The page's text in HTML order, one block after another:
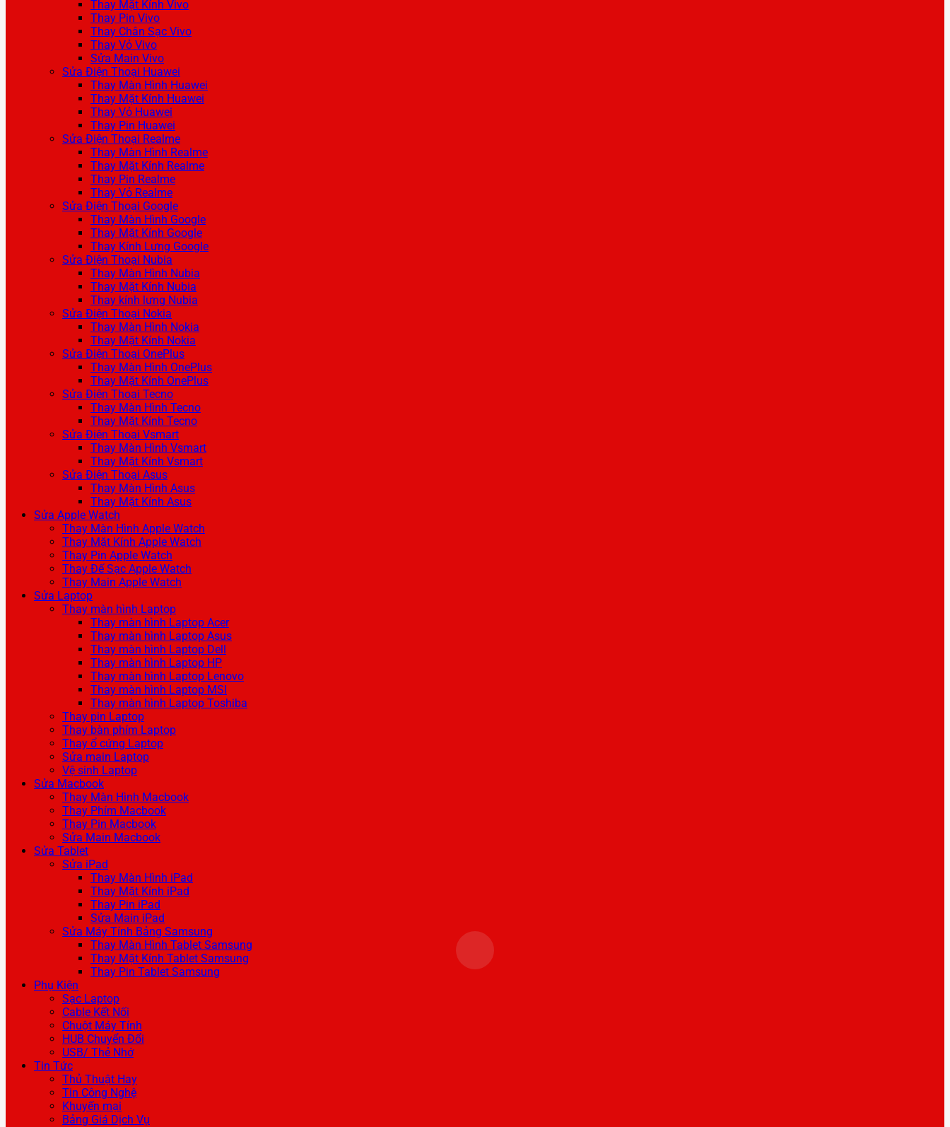
Thay Mặt Kính Vivo
Thay Pin Vivo
Thay Chân Sạc Vivo
Thay Vỏ Vivo
Sửa Main Vivo
Sửa Điện Thoại Huawei
Thay Màn Hình Huawei
Thay Mặt Kính Huawei
Thay Vỏ Huawei
Thay Pin Huawei
Sửa Điện Thoại Realme
Thay Màn Hình Realme
Thay Mặt Kính Realme
Thay Pin Realme
Thay Vỏ Realme
Sửa Điện Thoại Google
Thay Màn Hình Google
Thay Mặt Kính Google
Thay Kính Lưng Google
Sửa Điện Thoại Nubia
Thay Màn Hình Nubia
Thay Mặt Kính Nubia
Thay kính lưng Nubia
Sửa Điện Thoại Nokia
Thay Màn Hình Nokia
Thay Mặt Kính Nokia
Sửa Điện Thoại OnePlus
Thay Màn Hình OnePlus
Thay Mặt Kính OnePlus
Sửa Điện Thoại Tecno
Thay Màn Hình Tecno
Thay Mặt Kính Tecno
Sửa Điện Thoại Vsmart
Thay Màn Hình Vsmart
Thay Mặt Kính Vsmart
Sửa Điện Thoại Asus
Thay Màn Hình Asus
Thay Mặt Kính Asus
Sửa Apple Watch
Thay Màn Hình Apple Watch
Thay Mặt Kính Apple Watch
Thay Pin Apple Watch
Thay Đế Sạc Apple Watch
Thay Main Apple Watch
Sửa Laptop
Thay màn hình Laptop
Thay màn hình Laptop Acer
Thay màn hình Laptop Asus
Thay màn hình Laptop Dell
Thay màn hình Laptop HP
Thay màn hình Laptop Lenovo
Thay màn hình Laptop MSI
Thay màn hình Laptop Toshiba
Thay pin Laptop
Thay bàn phím Laptop
Thay ổ cứng Laptop
Sửa main Laptop
Vệ sinh Laptop
Sửa Macbook
Thay Màn Hình Macbook
Thay Phím Macbook
Thay Pin Macbook
Sửa Main Macbook
Sửa Tablet
Sửa iPad
Thay Màn Hình iPad
Thay Mặt Kính iPad
Thay Pin iPad
Sửa Main iPad
Sửa Máy Tính Bảng Samsung
Thay Màn Hình Tablet Samsung
Thay Mặt Kính Tablet Samsung
Thay Pin Tablet Samsung
Phụ Kiện
Sạc Laptop
Cable Kết Nối
Chuột Máy Tính
HUB Chuyển Đổi
USB/ Thẻ Nhớ
Tin Tức
Thủ Thuật Hay
Tin Công Nghệ
Khuyến mại
Bảng Giá Dịch Vụ